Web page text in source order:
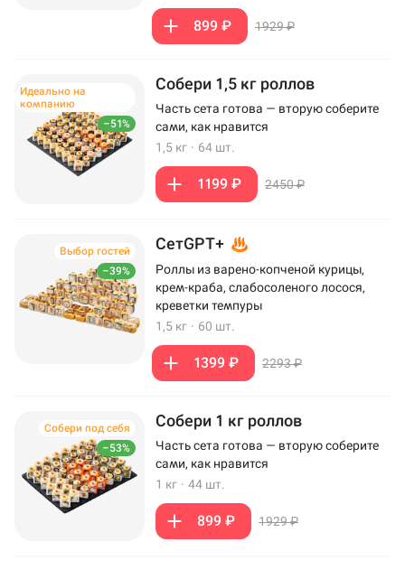
899 ₽ 1929 ₽
–51%
Идеально на
компанию
Собери 1,5 кг роллов
Часть сета готова — вторую соберите
сами, как нравится
1,5 кг · 64 шт.
1199 ₽ 2450 ₽
–39%
Выбор гостей СетGPT+
Роллы из варено-копченой курицы,
крем-краба, слабосоленого лосося,
креветки темпуры
1,5 кг · 60 шт.
1399 ₽ 2293 ₽
–53%
Собери под себя Собери 1 кг роллов
Часть сета готова — вторую соберите
сами, как нравится
1 кг · 44 шт.
899 ₽ 1929 ₽